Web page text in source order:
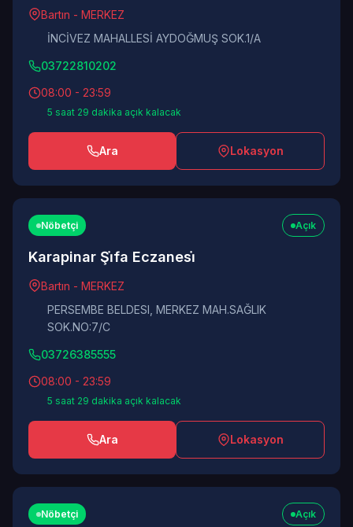
Bartın - MERKEZ
İNCİVEZ MAHALLESİ AYDOĞMUŞ SOK.1/A
03722810202
08:00 - 23:59
5 saat 29 dakika açık kalacak
Ara Lokasyon
Nöbetçi Açık
Karapinar Şi̇fa Eczanesi̇
Bartın - MERKEZ
PERSEMBE BELDESI, MERKEZ MAH.SAĞLIK
SOK.NO:7/C
03726385555
08:00 - 23:59
5 saat 29 dakika açık kalacak
Ara Lokasyon
Nöbetçi Açık